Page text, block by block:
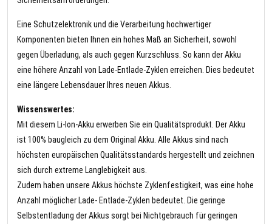
Eine Schutzelektronik und die Verarbeitung hochwertiger
Komponenten bieten Ihnen ein hohes Maß an Sicherheit, sowohl
gegen Überladung, als auch gegen Kurzschluss. So kann der Akku
eine höhere Anzahl von Lade-Entlade-Zyklen erreichen. Dies bedeutet
eine längere Lebensdauer Ihres neuen Akkus.
Wissenswertes:
Mit diesem Li-Ion-Akku erwerben Sie ein Qualitätsprodukt. Der Akku
ist 100% baugleich zu dem Original Akku. Alle Akkus sind nach
höchsten europäischen Qualitätsstandards hergestellt und zeichnen
sich durch extreme Langlebigkeit aus.
Zudem haben unsere Akkus höchste Zyklenfestigkeit, was eine hohe
Anzahl möglicher Lade- Entlade-Zyklen bedeutet. Die geringe
Selbstentladung der Akkus sorgt bei Nichtgebrauch für geringen